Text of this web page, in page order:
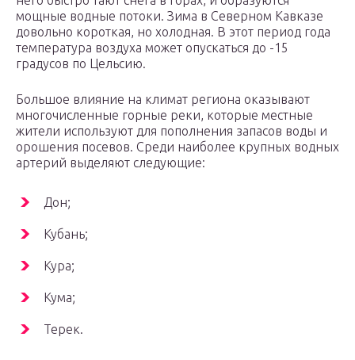
мощные водные потоки. Зима в Северном Кавказе
довольно короткая, но холодная. В этот период года
температура воздуха может опускаться до -15
градусов по Цельсию.
Большое влияние на климат региона оказывают
многочисленные горные реки, которые местные
жители используют для пополнения запасов воды и
орошения посевов. Среди наиболее крупных водных
артерий выделяют следующие:
Дон;
Кубань;
Кура;
Кума;
Терек.